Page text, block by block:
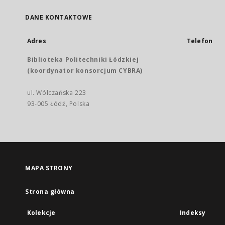
DANE KONTAKTOWE
Adres
Biblioteka Politechniki Łódzkiej
(koordynator konsorcjum CYBRA)
ul. Wólczańska 223
93-005 Łódź, Polska
Telefon
MAPA STRONY
Strona główna
Kolekcje Indeksy